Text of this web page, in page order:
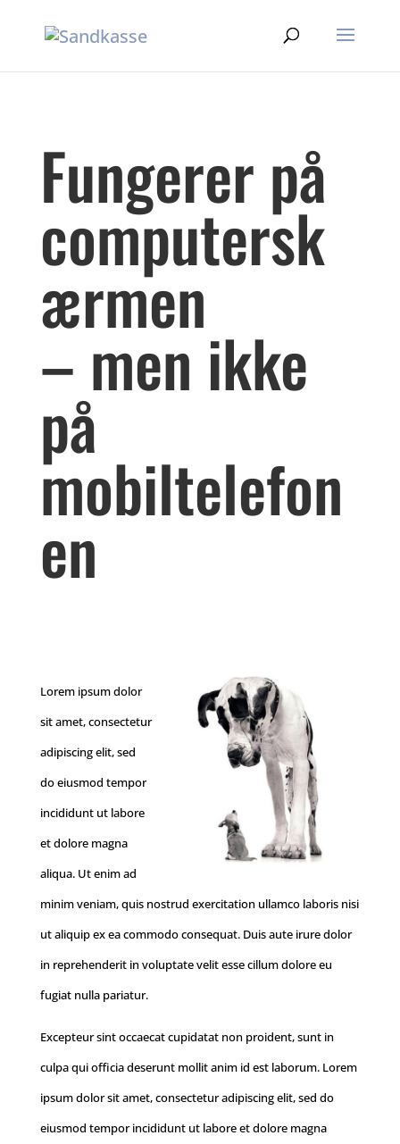
Fungerer på
computersk
ærmen
– men ikke
på
mobiltelefon
en
Lorem ipsum dolor
sit amet, consectetur
adipiscing elit, sed
do eiusmod tempor
incididunt ut labore
et dolore magna
aliqua. Ut enim ad
minim veniam, quis nostrud exercitation ullamco laboris nisi
ut aliquip ex ea commodo consequat. Duis aute irure dolor
in reprehenderit in voluptate velit esse cillum dolore eu
fugiat nulla pariatur.
Excepteur sint occaecat cupidatat non proident, sunt in
culpa qui officia deserunt mollit anim id est laborum. Lorem
ipsum dolor sit amet, consectetur adipiscing elit, sed do
eiusmod tempor incididunt ut labore et dolore magna